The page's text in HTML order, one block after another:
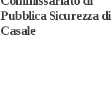
Pubblica Sicurezza di
Casale